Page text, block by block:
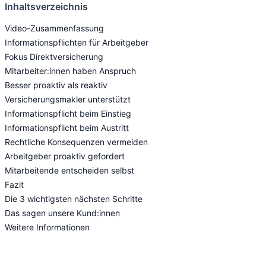
Inhaltsverzeichnis
Video-Zusammenfassung
Informationspflichten für Arbeitgeber
Fokus Direktversicherung
Mitarbeiter:innen haben Anspruch
Besser proaktiv als reaktiv
Versicherungsmakler unterstützt
Informationspflicht beim Einstieg
Informationspflicht beim Austritt
Rechtliche Konsequenzen vermeiden
Arbeitgeber proaktiv gefordert
Mitarbeitende entscheiden selbst
Fazit
Die 3 wichtigsten nächsten Schritte
Das sagen unsere Kund:innen
Weitere Informationen